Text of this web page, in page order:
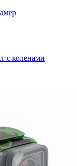
с коленами